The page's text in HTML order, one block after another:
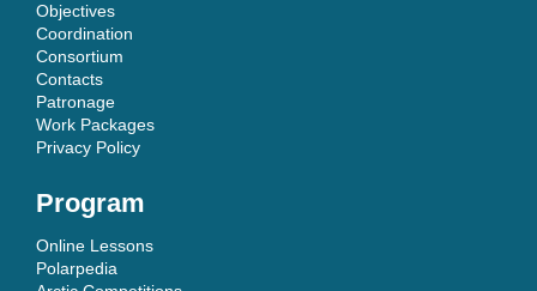
Objectives
Coordination
Consortium
Contacts
Patronage
Work Packages
Privacy Policy
Program
Online Lessons
Polarpedia